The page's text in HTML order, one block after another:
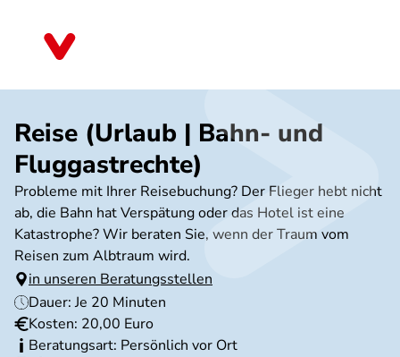
Reise (Urlaub | Bahn- und
Fluggastrechte)
Probleme mit Ihrer Reisebuchung? Der Flieger hebt nicht
ab, die Bahn hat Verspätung oder das Hotel ist eine
Katastrophe? Wir beraten Sie, wenn der Traum vom
Reisen zum Albtraum wird.
in unseren Beratungsstellen
Dauer: Je 20 Minuten
Kosten: 20,00 Euro
Beratungsart: Persönlich vor Ort